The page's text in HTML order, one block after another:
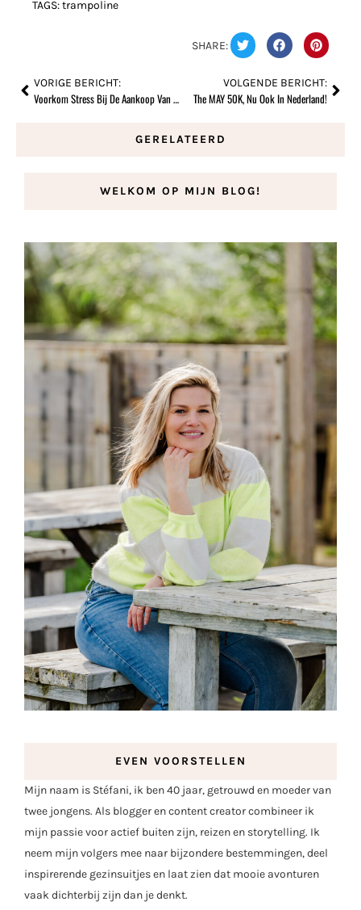
TAGS:trampoline
SHARE:
VORIGE BERICHT:
Voorkom Stress Bij De Aankoop Van Een Huis
VOLGENDE BERICHT:
The MAY 50K, Nu Ook In Nederland!
GERELATEERD
WELKOM OP MIJN BLOG!
EVEN VOORSTELLEN
Mijn naam is Stéfani, ik ben 40 jaar, getrouwd en moeder van
twee jongens. Als blogger en content creator combineer ik
mijn passie voor actief buiten zijn, reizen en storytelling. Ik
neem mijn volgers mee naar bijzondere bestemmingen, deel
inspirerende gezinsuitjes en laat zien dat mooie avonturen
vaak dichterbij zijn dan je denkt.